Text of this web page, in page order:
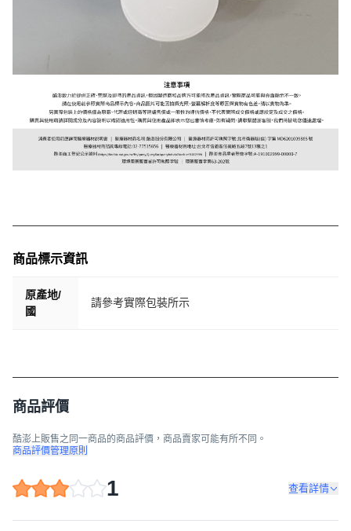
商品標示資訊
原產地/
國
請參考實際包裝所示
商品評價
酷澎上販售之同一商品的商品評價，商品賣家可能有所不同。
商品評價管理原則
1 查看詳情